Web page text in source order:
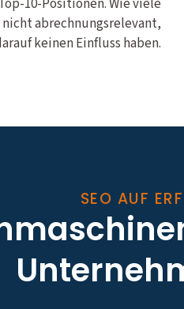
10-Positionen. Wie viele
nicht abrechnungsrelevant,
keinen Einfluss haben.
SEO AUF